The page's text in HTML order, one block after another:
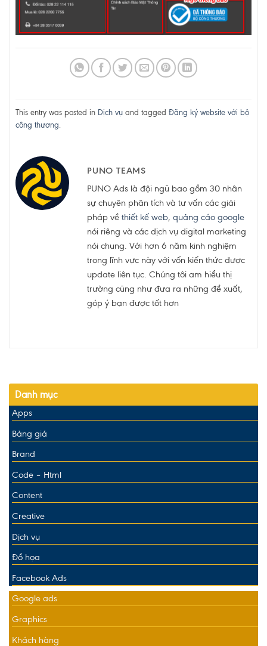
This entry was posted in Dịch vụ and tagged Đăng ký website với bộ
công thương.
PUNO TEAMS
PUNO Ads là đội ngũ bao gồm 30 nhân
sự chuyên phân tích và tư vấn các giải
pháp về thiết kế web, quảng cáo google
nói riêng và các dịch vụ digital marketing
nói chung. Với hơn 6 năm kinh nghiệm
trong lĩnh vực này với vốn kiến thức được
update liên tục. Chúng tôi am hiểu thị
trường cũng như đưa ra những đề xuất,
góp ý bạn được tốt hơn
Danh mục
Apps
Bảng giá
Brand
Code – Html
Content
Creative
Dịch vụ
Đồ họa
Facebook Ads
Google ads
Graphics
Khách hàng